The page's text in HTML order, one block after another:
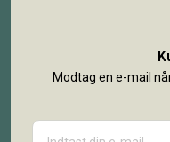
Modtag en e-mail